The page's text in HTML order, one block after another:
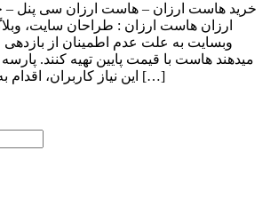
خرید هاست ارزان – هاست ارزان سی پنل –
ارزان هاست ارزان : طراحان سایت،
وبسایت به علت عدم اطمینان از
میدهند هاست با قیمت پایین تهیه کنند.
این نیاز کاربران، اقدام به ایجاد هاست ارزان و […]